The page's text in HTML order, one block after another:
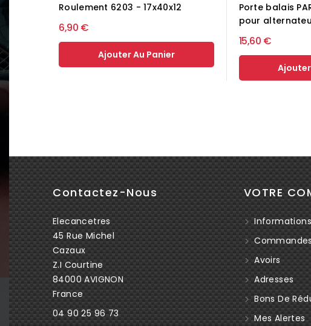
Roulement 6203 - 17x40x12
6,90 €
Ajouter Au Panier
Porte balais
pour
15,60 €
Contactez-Nous
Elecancetres
45 Rue Michel
Cazaux
Z.I Courtine
84000 AVIGNON
France
04 90 25 96 73
VOTRE
Informations
Avoirs
Adresses
Bons De
Mes Alertes